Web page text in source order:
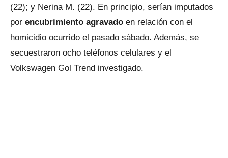
(22); y Nerina M. (22). En principio, serían imputados
por encubrimiento agravado en relación con el
homicidio ocurrido el pasado sábado. Además, se
secuestraron ocho teléfonos celulares y el
Volkswagen Gol Trend investigado.